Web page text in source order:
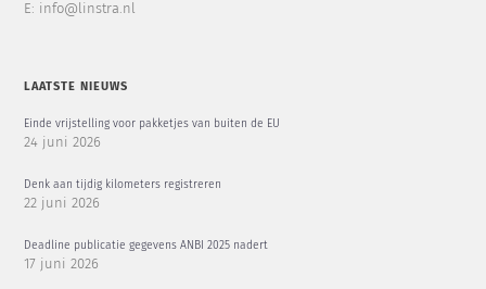
E: info@linstra.nl
LAATSTE NIEUWS
Einde vrijstelling voor pakketjes van buiten de EU
24 juni 2026
Denk aan tijdig kilometers registreren
22 juni 2026
Deadline publicatie gegevens ANBI 2025 nadert
17 juni 2026